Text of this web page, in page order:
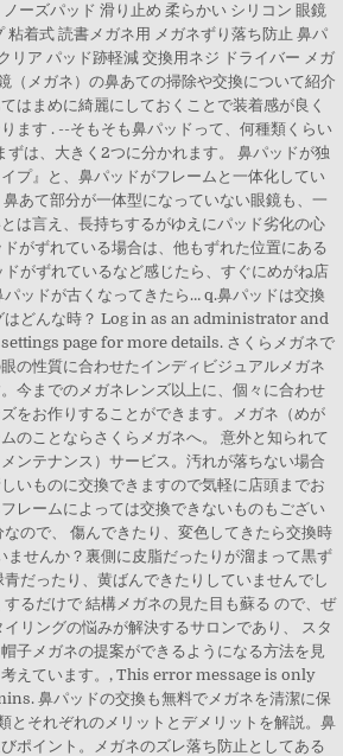
ーズパッド 滑り止め 柔らかい シリコン 眼鏡
粘着式 読書メガネ用 メガネずり落ち防止 鼻パ
リア パッド跡軽減 交換用ネジ ドライバー メガ
（メガネ）の鼻あての掃除や交換について紹介
はまめに綺麗にしておくことで装着感が良く
ます . --そもそも鼻パッドって、何種類くらい
ずは、大きく2つに分かれます。 鼻パッドが独
プ』と、鼻パッドがフレームと一体化してい
あて部分が一体型になっていない眼鏡も、一
は言え、長持ちするがゆえにパッド劣化の心
がずれている場合は、他もずれた位置にある
がずれているなど感じたら、すぐにめがね店
ッドが古くなってきたら… q.鼻パッドは交換
はどんな時？ Log in as an administrator and
page for more details. さくらメガネで
の性質に合わせたインディビジュアルメガネ
今までのメガネレンズ以上に、個々に合わせ
をお作りすることができます。メガネ（めが
のことならさくらメガネへ。 意外と知られて
ンテナンス）サービス。汚れが落ちない場合
いものに交換できますので気軽に店頭までお
レームによっては交換できないものもござい
ので、 傷んできたり、変色してきたら交換時
ませんか？裏側に皮脂だったりが溜まって黒ず
だったり、黄ばんできたりしていませんでし
するだけで 結構メガネの見た目も蘇る ので、ぜ
リングの悩みが解決するサロンであり、 スタ
子メガネの提案ができるようになる方法を見
考えています。, This error message is only
鼻パッドの交換も無料でメガネを清潔に保
とそれぞれのメリットとデメリットを解説。鼻
ポイント。メガネのズレ落ち防止としてある